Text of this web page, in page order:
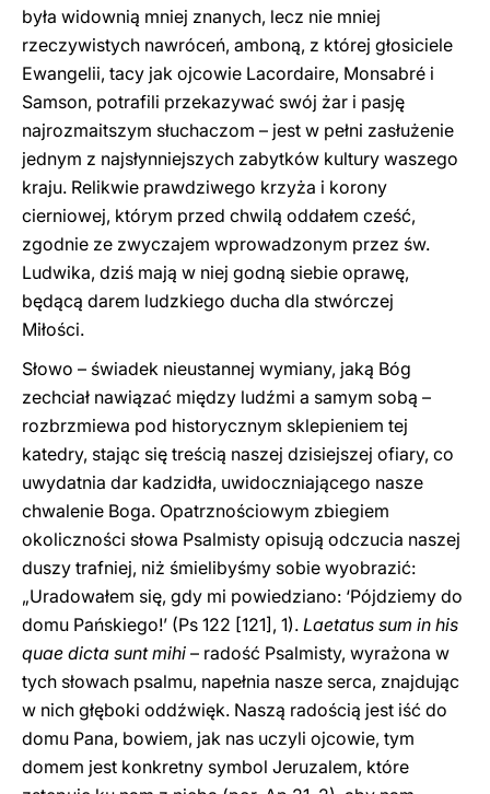
była widownią mniej znanych, lecz nie mniej
rzeczywistych nawróceń, amboną, z której głosiciele
Ewangelii, tacy jak ojcowie Lacordaire, Monsabré i
Samson, potrafili przekazywać swój żar i pasję
najrozmaitszym słuchaczom – jest w pełni zasłużenie
jednym z najsłynniejszych zabytków kultury waszego
kraju. Relikwie prawdziwego krzyża i korony
cierniowej, którym przed chwilą oddałem cześć,
zgodnie ze zwyczajem wprowadzonym przez św.
Ludwika, dziś mają w niej godną siebie oprawę,
będącą darem ludzkiego ducha dla stwórczej
Miłości.
Słowo – świadek nieustannej wymiany, jaką Bóg
zechciał nawiązać między ludźmi a samym sobą –
rozbrzmiewa pod historycznym sklepieniem tej
katedry, stając się treścią naszej dzisiejszej ofiary, co
uwydatnia dar kadzidła, uwidoczniającego nasze
chwalenie Boga. Opatrznościowym zbiegiem
okoliczności słowa Psalmisty opisują odczucia naszej
duszy trafniej, niż śmielibyśmy sobie wyobrazić:
„Uradowałem się, gdy mi powiedziano: ‘Pójdziemy do
domu Pańskiego!’ (Ps 122 [121], 1). Laetatus sum in his
quae dicta sunt mihi – radość Psalmisty, wyrażona w
tych słowach psalmu, napełnia nasze serca, znajdując
w nich głęboki oddźwięk. Naszą radością jest iść do
domu Pana, bowiem, jak nas uczyli ojcowie, tym
domem jest konkretny symbol Jeruzalem, które